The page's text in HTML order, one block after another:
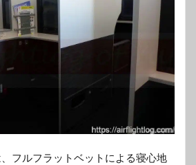
フルフラットベットによる寝心地